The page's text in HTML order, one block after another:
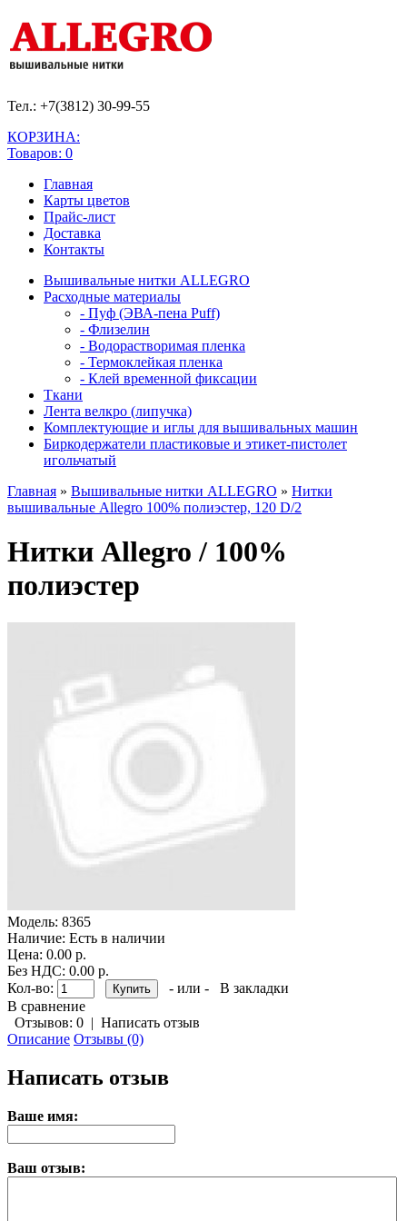
Тел.: +7(3812) 30-99-55
КОРЗИНА:
Товаров: 0
Главная
Карты цветов
Прайс-лист
Доставка
Контакты
Вышивальные нитки ALLEGRO
Расходные материалы
- Пуф (ЭВА-пена Puff)
- Флизелин
- Водорастворимая пленка
- Термоклейкая пленка
- Клей временной фиксации
Ткани
Лента велкро (липучка)
Комплектующие и иглы для вышивальных машин
Биркодержатели пластиковые и этикет-пистолет
игольчатый
Главная » Вышивальные нитки ALLEGRO » Нитки
вышивальные Allegro 100% полиэстер, 120 D/2
Нитки Allegro / 100%
полиэстер
Модель: 8365
Наличие: Есть в наличии
Цена: 0.00 р.
Без НДС: 0.00 р.
Кол-во:
- или -
В закладки
В сравнение
Отзывов: 0 | Написать отзыв
Описание Отзывы (0)
Написать отзыв
Ваше имя:
Ваш отзыв: